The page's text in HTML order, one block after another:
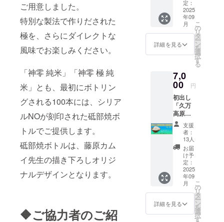
ご用意しました。
特別な製法で作りだされた
極を、さらにダイレクトな
風味でお楽しみください。
「神零 純米」「神零 極 純
米」とも、最初にボトリン
グされる100本には、シリア
ルNOが刻印された砥部焼ボ
トルでご提供します。
砥部焼ボトルは、藤原カム
イ先生の描き下ろしオリジ
ナルデザインとなります。
🔶ご協力者のご紹
割引優
待 ※
ご支援
が複数
た場
合、
最上位
の特典
割引を
対象と
させて
頂きま
す
NFT自
体はそ
れぞれ
に応じ
た枚数
配布い
たしま
販売口
数完売
ジナル
ブラン
ド酒と
してリ
アル再
現 リ
ムイ制
作 カム
イバー
スバー
ジョン
オリジ
ナルラ
ベル ※
購入の
証
NFT・
スタン
ダード
神零
（神こ
純米を
イメー
零（神
こぼ
し）」
を 藤原
カムイ
先生が
出した
火入れ
なわ
ず、お
酒本来
のお米
の味わ
いをダ
イレク
トにお
届けで
きる
「生
酒」で
す オリ
ジナル
玄米」
※藤原カ
ムイ制
作オリ
ジナル
ラベル
（通常
料と消
費税が
含まれ
ており
ます オ
リジナ
ルブラ
ンド米
として
その存
在が危
惧され
る愛媛
県 久万
高原
産 コ
シヒカ
定：
2025
年09
月
詳細を見る
こ
の
リ
タ
ー
ン
を
選
択
す
る
7,0
00 円
初出し
「久万
高原
産 コ
シヒカ
リ 新米
カムイ
米 10Kg
精米」
※藤原カ
ムイ制
作オリ
ジナル
ラベル
（通常
支援
者：
13人
お届
け予
定：
2025
年09
月
詳細を見る
こ
の
リ
タ
ー
ン
を
選
択
す